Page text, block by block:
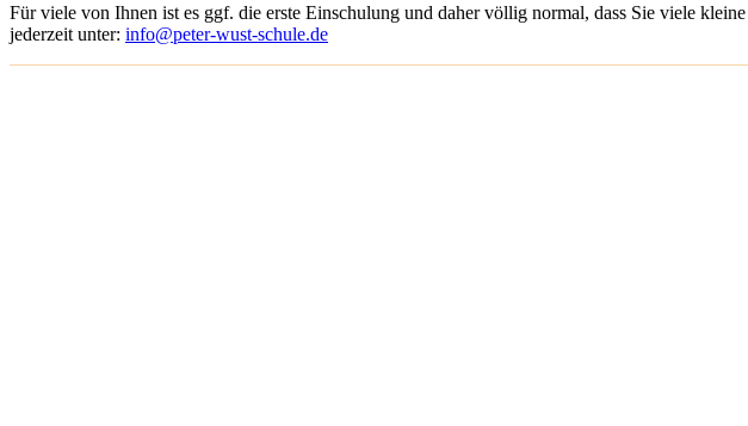
Für viele von Ihnen ist es ggf. die erste Einschulung und daher völlig normal, dass Sie viele
jederzeit unter: info@peter-wust-schule.de